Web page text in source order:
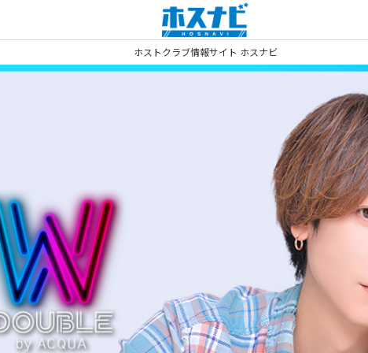
ホストクラブ情報サイト ホスナビ